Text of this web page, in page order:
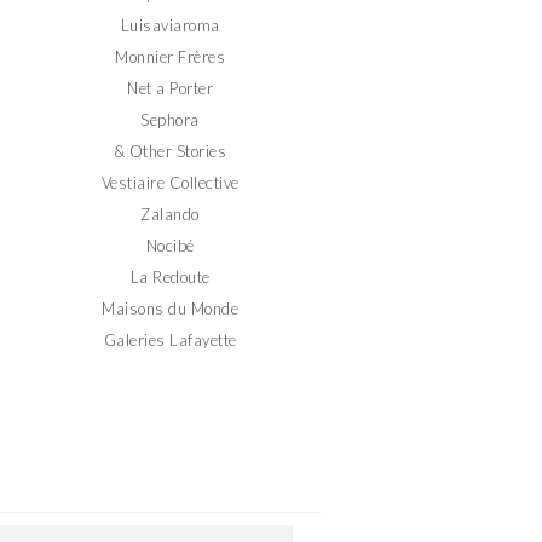
Luisaviaroma
Monnier Frères
Net a Porter
Sephora
& Other Stories
Vestiaire Collective
Zalando
Nocibé
La Redoute
Maisons du Monde
Galeries Lafayette